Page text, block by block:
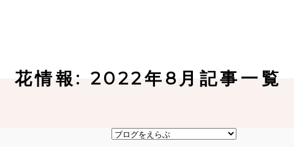
花情報: 2022年8月記事一覧